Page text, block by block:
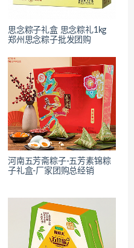
思念粽子礼盒 思念粽礼1kg
郑州思念粽子批发团购
河南五芳斋粽子-五芳素锦粽
子礼盒-厂家团购总经销